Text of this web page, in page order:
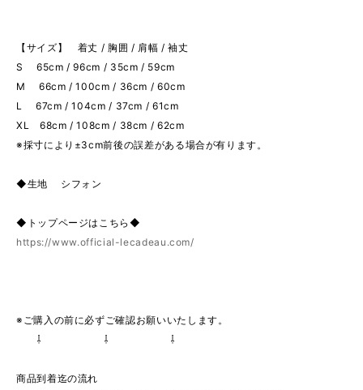
【サイズ】 着丈 / 胸囲 / 肩幅 / 袖丈
S 65cm / 96cm / 35cm / 59cm
M 66cm / 100cm / 36cm / 60cm
L 67cm / 104cm / 37cm / 61cm
XL 68cm / 108cm / 38cm / 62cm
※採寸により±3cm前後の誤差がある場合が有ります。
◆生地 シフォン
◆トップページはこちら◆
https://www.official-lecadeau.com/
※ご購入の前に必ずご確認お願いいたします。
⇩ ⇩ ⇩
商品到着迄の流れ